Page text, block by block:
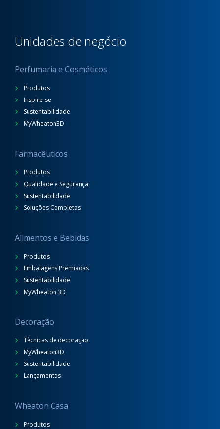
Unidades de negócio
Perfumaria e Cosméticos
Produtos
Inspire-se
Sustentabilidade
MyWheaton3D
Farmacêuticos
Produtos
Qualidade e Segurança
Sustentabilidade
Soluções Completas
Alimentos e Bebidas
Produtos
Embalagens Premiadas
Sustentabilidade
MyWheaton 3D
Decoração
Técnicas de decoração
MyWheaton3D
Sustentabilidade
Lançamentos
Wheaton Casa
Produtos